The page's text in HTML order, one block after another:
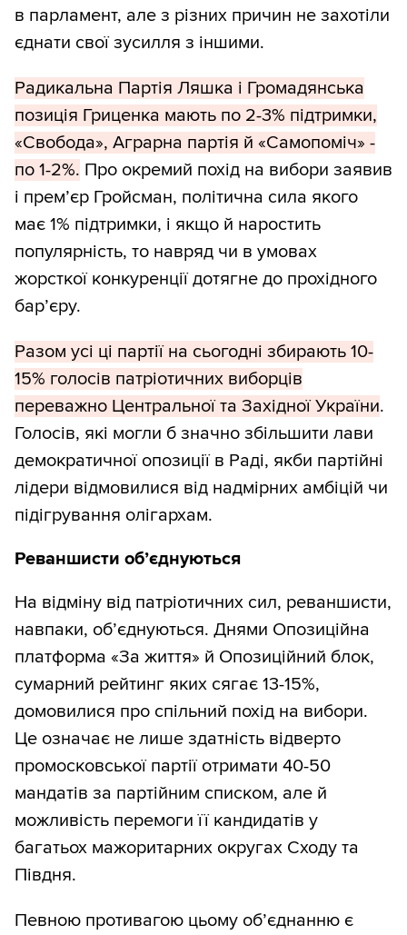
в парламент, але з різних причин не захотіли
єднати свої зусилля з іншими.
Радикальна Партія Ляшка і Громадянська
позиція Гриценка мають по 2-3% підтримки,
«Свобода», Аграрна партія й «Самопоміч» -
по 1-2%. Про окремий похід на вибори заявив
і прем’єр Гройсман, політична сила якого
має 1% підтримки, і якщо й наростить
популярність, то навряд чи в умовах
жорсткої конкуренції дотягне до прохідного
бар’єру.
Разом усі ці партії на сьогодні збирають 10-
15% голосів патріотичних виборців
переважно Центральної та Західної України.
Голосів, які могли б значно збільшити лави
демократичної опозиції в Раді, якби партійні
лідери відмовилися від надмірних амбіцій чи
підігрування олігархам.
Реваншисти об’єднуються
На відміну від патріотичних сил, реваншисти,
навпаки, об’єднуються. Днями Опозиційна
платформа «За життя» й Опозиційний блок,
сумарний рейтинг яких сягає 13-15%,
домовилися про спільний похід на вибори.
Це означає не лише здатність відверто
промосковської партії отримати 40-50
мандатів за партійним списком, але й
можливість перемоги її кандидатів у
багатьох мажоритарних округах Сходу та
Півдня.
Певною противагою цьому об’єднанню є